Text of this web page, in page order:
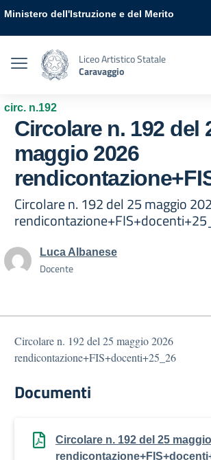
Ministero dell'Istruzione e del Merito
Liceo Artistico Statale
Caravaggio
circ. n.192
Circolare n. 192 del
maggio 2026
Circolare n. 192 del 25 maggio
Luca Albanese
Docente
Circolare n. 192 del 25 maggio 2026
rendicontazione+FIS+docenti+25_26
Documenti
Circolare n. 192 del 25